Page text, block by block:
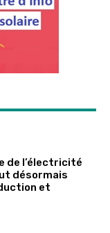
de l’électricité
désormais
et